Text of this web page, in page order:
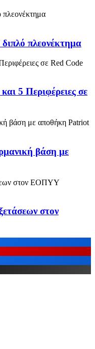
πλεονέκτημα
5 Περιφέρειες σε
βάση με
στον